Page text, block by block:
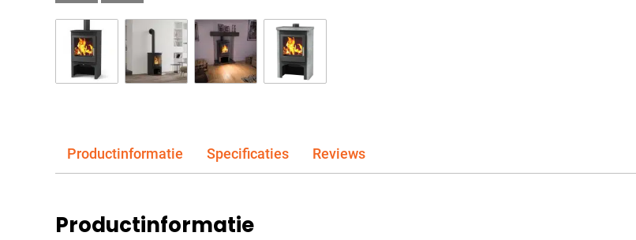
Productinformatie Specificaties Reviews
Productinformatie